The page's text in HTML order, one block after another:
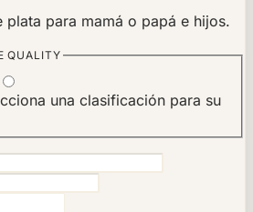
plata para mamá o papá e hijos.
QUALITY
una clasificación para su